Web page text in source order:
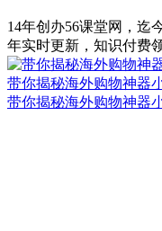
14年创办56课堂网，迄
年实时更新，知识付费
带你揭秘海外购物神器
带你揭秘海外购物神器